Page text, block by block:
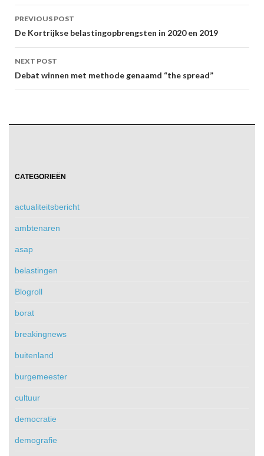
Post
navigation
PREVIOUS POST
De Kortrijkse belastingopbrengsten in 2020 en 2019
NEXT POST
Debat winnen met methode genaamd “the spread”
CATEGORIEËN
actualiteitsbericht
ambtenaren
asap
belastingen
Blogroll
borat
breakingnews
buitenland
burgemeester
cultuur
democratie
demografie